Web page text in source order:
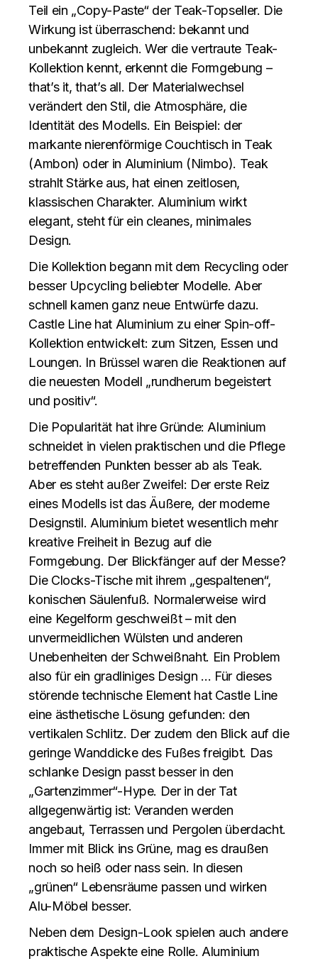
Teil ein „Copy-Paste“ der Teak-Topseller. Die
Wirkung ist überraschend: bekannt und
unbekannt zugleich. Wer die vertraute Teak-
Kollektion kennt, erkennt die Formgebung –
that’s it, that’s all. Der Materialwechsel
verändert den Stil, die Atmosphäre, die
Identität des Modells. Ein Beispiel: der
markante nierenförmige Couchtisch in Teak
(Ambon) oder in Aluminium (Nimbo). Teak
strahlt Stärke aus, hat einen zeitlosen,
klassischen Charakter. Aluminium wirkt
elegant, steht für ein cleanes, minimales
Design.
Die Kollektion begann mit dem Recycling oder
besser Upcycling beliebter Modelle. Aber
schnell kamen ganz neue Entwürfe dazu.
Castle Line hat Aluminium zu einer Spin-off-
Kollektion entwickelt: zum Sitzen, Essen und
Loungen. In Brüssel waren die Reaktionen auf
die neuesten Modell „rundherum begeistert
und positiv“.
Die Popularität hat ihre Gründe: Aluminium
schneidet in vielen praktischen und die Pflege
betreffenden Punkten besser ab als Teak.
Aber es steht außer Zweifel: Der erste Reiz
eines Modells ist das Äußere, der moderne
Designstil. Aluminium bietet wesentlich mehr
kreative Freiheit in Bezug auf die
Formgebung. Der Blickfänger auf der Messe?
Die Clocks-Tische mit ihrem „gespaltenen“,
konischen Säulenfuß. Normalerweise wird
eine Kegelform geschweißt – mit den
unvermeidlichen Wülsten und anderen
Unebenheiten der Schweißnaht. Ein Problem
also für ein gradliniges Design … Für dieses
störende technische Element hat Castle Line
eine ästhetische Lösung gefunden: den
vertikalen Schlitz. Der zudem den Blick auf die
geringe Wanddicke des Fußes freigibt. Das
schlanke Design passt besser in den
„Gartenzimmer“-Hype. Der in der Tat
allgegenwärtig ist: Veranden werden
angebaut, Terrassen und Pergolen überdacht.
Immer mit Blick ins Grüne, mag es draußen
noch so heiß oder nass sein. In diesen
„grünen“ Lebensräume passen und wirken
Alu-Möbel besser.
Neben dem Design-Look spielen auch andere
praktische Aspekte eine Rolle. Aluminium